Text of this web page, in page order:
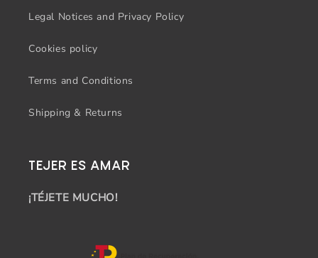
Legal Notices and Privacy Policy
Cookies policy
Terms and Conditions
Shipping & Returns
TEJER ES AMAR
¡TÉJETE MUCHO!